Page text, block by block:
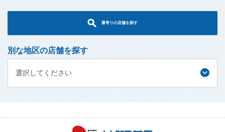
最寄りの店舗を探す
別な地区の店舗を探す
選択してください